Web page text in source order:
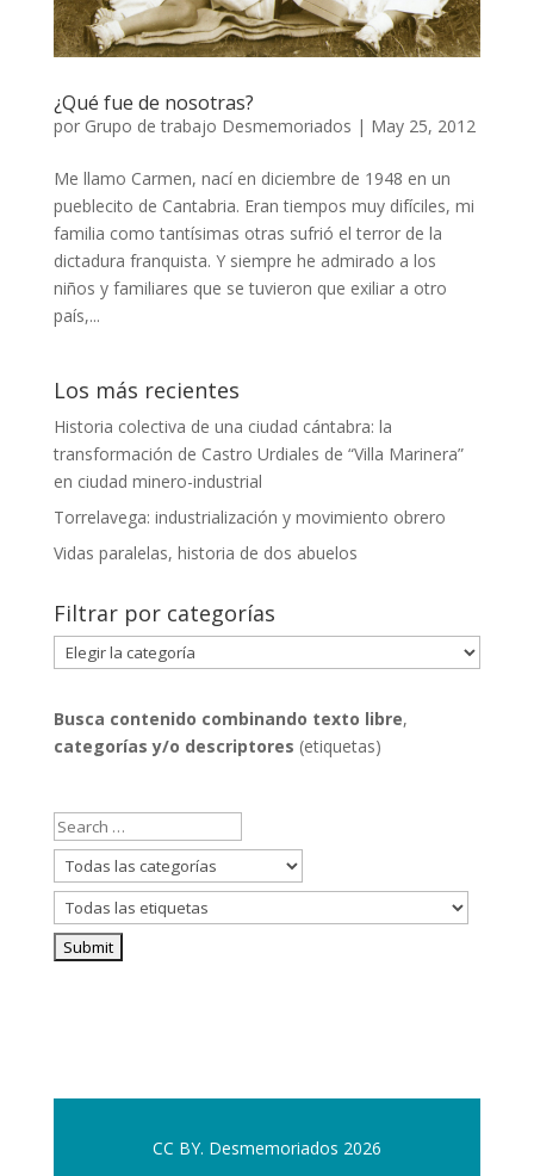
¿Qué fue de nosotras?
por Grupo de trabajo Desmemoriados | May 25, 2012
Me llamo Carmen, nací en diciembre de 1948 en un
pueblecito de Cantabria. Eran tiempos muy difíciles, mi
familia como tantísimas otras sufrió el terror de la
dictadura franquista. Y siempre he admirado a los
niños y familiares que se tuvieron que exiliar a otro
país,...
Los más recientes
Historia colectiva de una ciudad cántabra: la
transformación de Castro Urdiales de “Villa Marinera”
en ciudad minero-industrial
Torrelavega: industrialización y movimiento obrero
Vidas paralelas, historia de dos abuelos
Filtrar por categorías
Filtrar
por
Busca contenido combinando texto libre,
categorías y/o descriptores (etiquetas)
CC BY. Desmemoriados 2026